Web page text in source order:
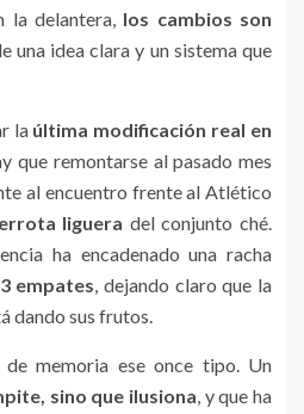
la delantera, los cambios son
una idea clara y un sistema que
la última modificación real en
que remontarse al pasado mes
al encuentro frente al Atlético
liguera del conjunto ché.
ha encadenado una racha
empates, dejando claro que la
dando sus frutos.
memoria ese once tipo. Un
sino que ilusiona, y que ha